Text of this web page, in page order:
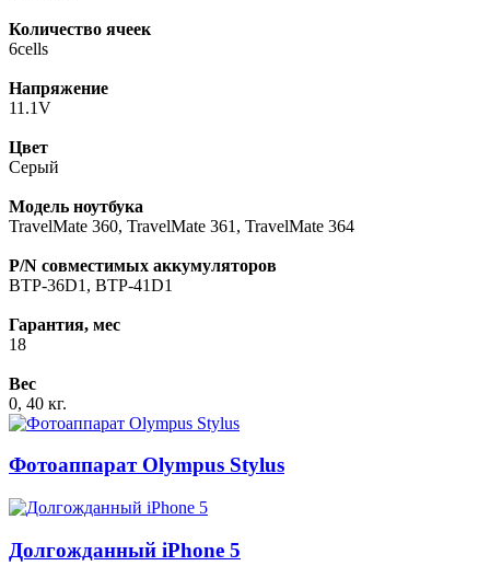
Количество ячеек
6cells
Напряжение
11.1V
Цвет
Серый
Модель ноутбука
TravelMate 360, TravelMate 361, TravelMate 364
P/N совместимых аккумуляторов
BTP-36D1, BTP-41D1
Гарантия, мес
18
Вес
0, 40 кг.
Фотоаппарат Olympus Stylus
Долгожданный iPhone 5